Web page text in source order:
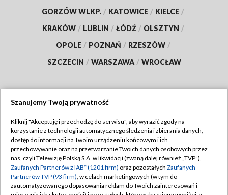
GORZÓW WLKP. / KATOWICE / KIELCE /
KRAKÓW / LUBLIN / ŁÓDŹ / OLSZTYN /
OPOLE / POZNAŃ / RZESZÓW /
SZCZECIN / WARSZAWA / WROCŁAW
TVP
Abonament TVP
Emisja w TVP
Centrum informacji TVP
Regulamin TVP
Polityka prywatności
Moje zgody
Szanujemy Twoją prywatność
Kliknij "Akceptuję i przechodzę do serwisu", aby wyrazić zgody na
korzystanie z technologii automatycznego śledzenia i zbierania danych,
dostęp do informacji na Twoim urządzeniu końcowym i ich
przechowywanie oraz na przetwarzanie Twoich danych osobowych przez
nas, czyli Telewizję Polską S.A. w likwidacji (zwaną dalej również „TVP”),
Zaufanych Partnerów z IAB* (1201 firm) oraz pozostałych Zaufanych
Partnerów TVP (93 firm), w celach marketingowych (w tym do
zautomatyzowanego dopasowania reklam do Twoich zainteresowań i